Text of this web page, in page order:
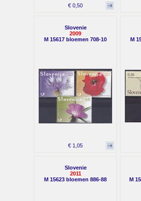
€ 0,50
Slovenie
2009
M 15617 bloemen 708-10
€ 1,05
M
Slovenie
2011
M 15623 bloemen 886-88
M